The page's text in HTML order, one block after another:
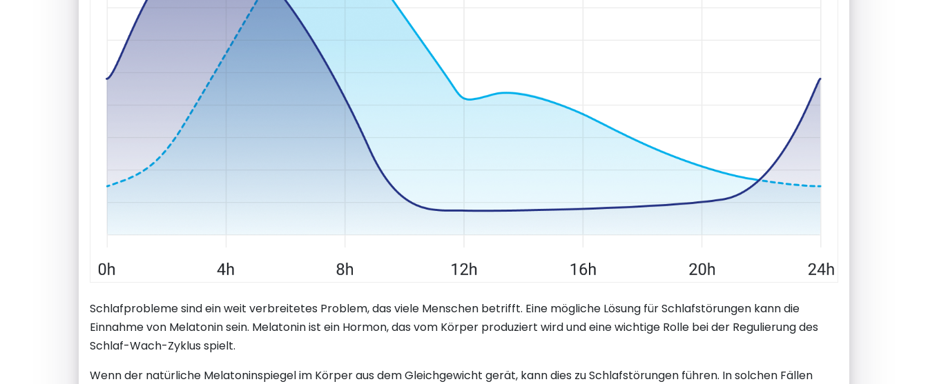
Schlafprobleme sind ein weit verbreitetes Problem, das viele Menschen betrifft. Eine mögliche Lösung für Schlafstörungen kann die
Einnahme von Melatonin sein. Melatonin ist ein Hormon, das vom Körper produziert wird und eine wichtige Rolle bei der Regulierung des
Schlaf-Wach-Zyklus spielt.
Wenn der natürliche Melatoninspiegel im Körper aus dem Gleichgewicht gerät, kann dies zu Schlafstörungen führen. In solchen Fällen